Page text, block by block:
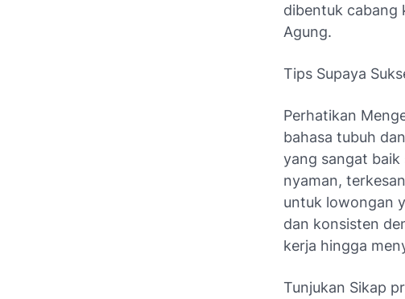
dibentuk cabang
Agung.
Tips Supaya
Perhatikan
bahasa tubuh
yang sangat baik
nyaman,
untuk lowongan
dan konsisten
kerja hingga
Tunjukan Sikap